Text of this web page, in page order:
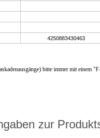
4250883430463
bitte immer mit einem
zur